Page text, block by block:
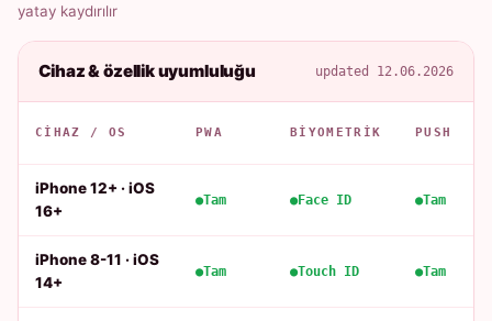
yatay kaydırılır
Cihaz & özellik uyumluluğu updated 12.06.2026
CIHAZ / OS PWA BIYOMETRIK PUSH
iPhone 12+ · iOS
16+
Tam Face ID Tam
iPhone 8-11 · iOS
14+
Tam Touch ID Tam